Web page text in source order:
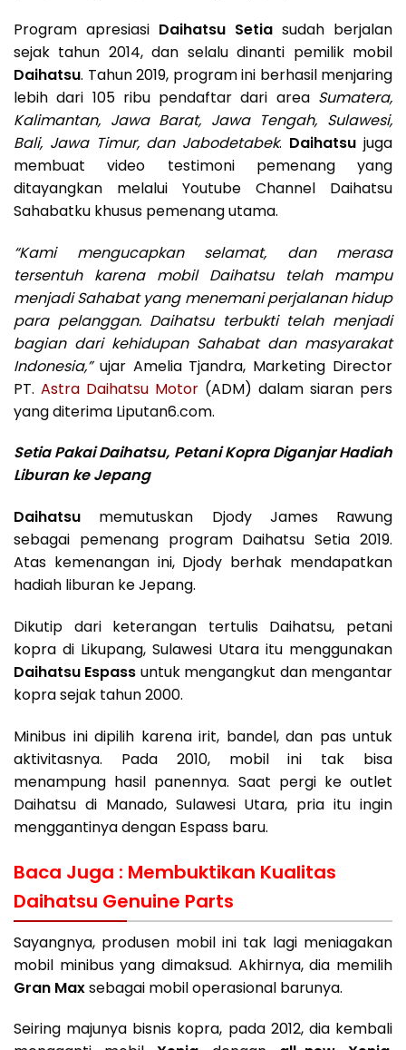
Program apresiasi Daihatsu Setia sudah berjalan
sejak tahun 2014, dan selalu dinanti pemilik mobil
Daihatsu. Tahun 2019, program ini berhasil menjaring
lebih dari 105 ribu pendaftar dari area Sumatera,
Kalimantan, Jawa Barat, Jawa Tengah, Sulawesi,
Bali, Jawa Timur, dan Jabodetabek. Daihatsu juga
membuat video testimoni pemenang yang
ditayangkan melalui Youtube Channel Daihatsu
Sahabatku khusus pemenang utama.
“Kami mengucapkan selamat, dan merasa
tersentuh karena mobil Daihatsu telah mampu
menjadi Sahabat yang menemani perjalanan hidup
para pelanggan. Daihatsu terbukti telah menjadi
bagian dari kehidupan Sahabat dan masyarakat
Indonesia,”ujar Amelia Tjandra, Marketing Director
PT. Astra Daihatsu Motor (ADM) dalam siaran pers
yang diterima Liputan6.com.
Setia Pakai Daihatsu, Petani Kopra Diganjar Hadiah
Liburan ke Jepang
Daihatsu memutuskan Djody James Rawung
sebagai pemenang program Daihatsu Setia 2019.
Atas kemenangan ini, Djody berhak mendapatkan
hadiah liburan ke Jepang.
Dikutip dari keterangan tertulis Daihatsu, petani
kopra di Likupang, Sulawesi Utara itu menggunakan
Daihatsu Espass untuk mengangkut dan mengantar
kopra sejak tahun 2000.
Minibus ini dipilih karena irit, bandel, dan pas untuk
aktivitasnya. Pada 2010, mobil ini tak bisa
menampung hasil panennya. Saat pergi ke outlet
Daihatsu di Manado, Sulawesi Utara, pria itu ingin
menggantinya dengan Espass baru.
Baca Juga : Membuktikan Kualitas
Daihatsu Genuine Parts
Sayangnya, produsen mobil ini tak lagi meniagakan
mobil minibus yang dimaksud. Akhirnya, dia memilih
Gran Maxsebagai mobil operasional barunya.
Seiring majunya bisnis kopra, pada 2012, dia kembali